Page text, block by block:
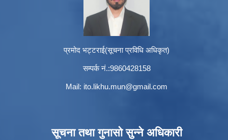
प्रमोद भट्टराई(सूचना प्रविधि अधिकृत)
सम्पर्क नं.:9860428158
Mail: ito.likhu.mun@gmail.com
सूचना तथा गुनासो सुन्ने अधिकारी